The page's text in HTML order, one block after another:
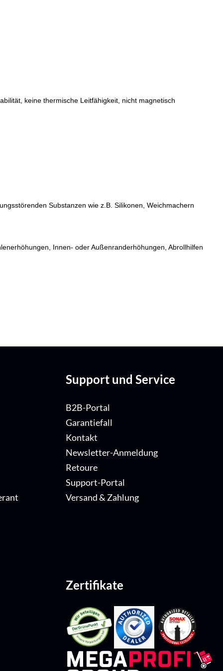
keine thermische Leitfähigkeit, nicht magnetisch
Substanzen wie z.B. Silikonen, Weichmachern
Innen- oder Außenranderhöhungen, Abrollhilfen
Support und Service
B2B-Portal
Garantiefall
Kontakt
Newsletter-Anmeldung
Retoure
Support-Portal
Versand & Zahlung
Zertifikate